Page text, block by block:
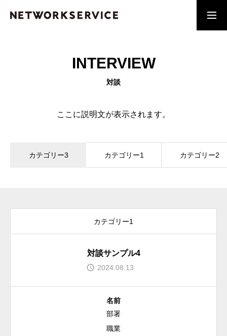
SERVICE
RECRUIT
採用エントリーフォーム
NWSからの最新ニュース
INTERVIEW
対談
ここに説明文が表示されます。
カテゴリー1 カテゴリー2
カテゴリー3
カテゴリー1
対談サンプル4
2024.08.13
名前
部署
職業